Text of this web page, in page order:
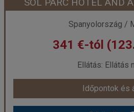
Időpont: 2026-
már 338 €-tól
Időpontok és
Bőröndbe
SOL PARC HOTEL AND
Spanyolország /
341 €-tól
Ellátás: Ellátás
Időpontok és